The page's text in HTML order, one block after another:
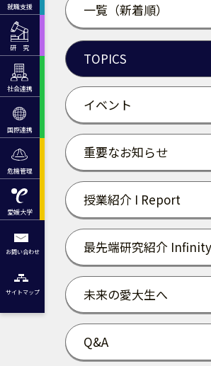
就職支援
研 究
社会連携
国際連携
危機管理
愛媛大学
お問い合わせ
サイトマップ
一覧（新着順）
TOPICS
イベント
重要なお知らせ
授業紹介 I Report
最先端研究紹介 Infinity
未来の愛大生へ
Q&A